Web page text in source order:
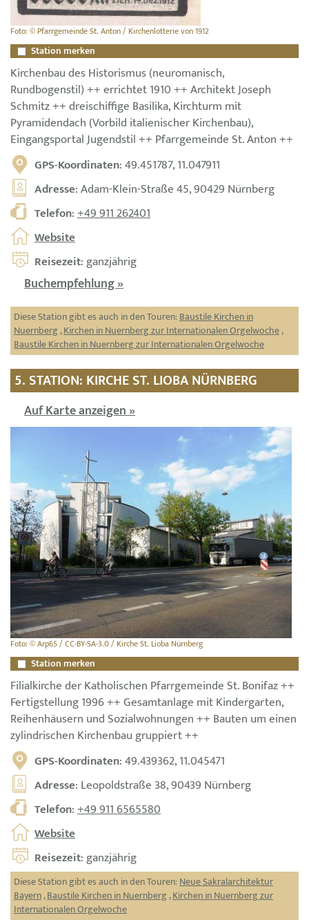
Foto: © Pfarrgemeinde St. Anton / Kirchenlotterie von 1912
Station merken
Kirchenbau des Historismus (neuromanisch,
Rundbogenstil) ++ errichtet 1910 ++ Architekt Joseph
Schmitz ++ dreischiffige Basilika, Kirchturm mit
Pyramidendach (Vorbild italienischer Kirchenbau),
Eingangsportal Jugendstil ++ Pfarrgemeinde St. Anton ++
GPS-Koordinaten: 49.451787, 11.047911
Adresse: Adam-Klein-Straße 45, 90429 Nürnberg
Telefon:+49 911 262401
Website
Reisezeit: ganzjährig
Buchempfehlung »
Diese Station gibt es auch in den Touren:Baustile Kirchen in
Nuernberg ,Kirchen in Nuernberg zur Internationalen Orgelwoche,
Baustile Kirchen in Nuernberg zur Internationalen Orgelwoche
5. STATION: KIRCHE ST. LIOBA NÜRNBERG
Auf Karte anzeigen »
Foto: © Arp65 / CC-BY-SA-3.0 / Kirche St. Lioba Nürnberg
Station merken
Filialkirche der Katholischen Pfarrgemeinde St. Bonifaz ++
Fertigstellung 1996 ++ Gesamtanlage mit Kindergarten,
Reihenhäusern und Sozialwohnungen ++ Bauten um einen
zylindrischen Kirchenbau gruppiert ++
GPS-Koordinaten: 49.439362, 11.045471
Adresse: Leopoldstraße 38, 90439 Nürnberg
Telefon:+49 911 6565580
Website
Reisezeit: ganzjährig
Diese Station gibt es auch in den Touren:Neue Sakralarchitektur
Bayern,Baustile Kirchen in Nuernberg ,Kirchen in Nuernberg zur
Internationalen Orgelwoche